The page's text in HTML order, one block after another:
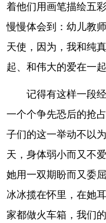
着他们用画笔描绘五
慢慢体会到：幼儿教
天使，因为，我和纯
起、和伟大的爱在一起
记得有这样一段
一个个争先恐后的抢
子们的这一举动不以
天，身体弱小而又不
她用一双期盼而又委
冰冰揽在怀里，在她
家都做火车箱，我们